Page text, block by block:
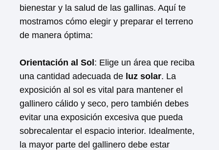
bienestar y la salud de las gallinas. Aquí te
mostramos cómo elegir y preparar el terreno
de manera óptima:
Orientación al Sol : Elige un área que reciba
una cantidad adecuada de luz solar. La
exposición al sol es vital para mantener el
gallinero cálido y seco, pero también debes
evitar una exposición excesiva que pueda
sobrecalentar el espacio interior. Idealmente,
la mayor parte del gallinero debe estar